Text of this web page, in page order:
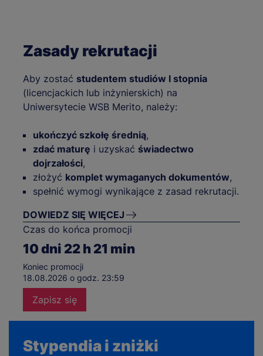
Zasady rekrutacji
Aby zostać studentem studiów I stopnia
(licencjackich lub inżynierskich) na
Uniwersytecie WSB Merito, należy:
ukończyć szkołę średnią,
zdać maturę i uzyskać świadectwo
dojrzałości,
złożyć komplet wymaganych dokumentów,
spełnić wymogi wynikające z zasad rekrutacji.
DOWIEDZ SIĘ WIĘCEJ
Czas do końca promocji
10dni 22h 21 min
Koniec promocji
18.08.2026 o godz. 23:59
Zapisz się
Stypendia i zniżki